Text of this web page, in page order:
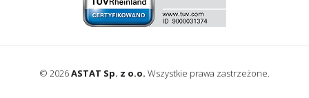
© 2026ASTAT Sp. z o.o. Wszystkie prawa zastrzeżone.